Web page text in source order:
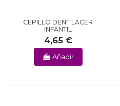
CEPILLO DENT LACER
INFANTIL
4,65 €
Añadir